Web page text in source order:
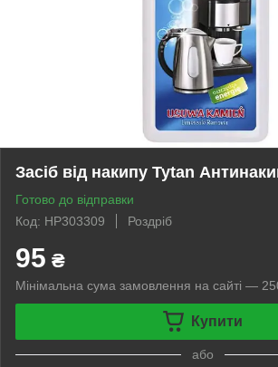
Засіб від накипу Tytan
Готово до відправки
Код: HP303309
Роздріб
95 ₴
Мінімальна сума замовлення на сайті —
Купити
або